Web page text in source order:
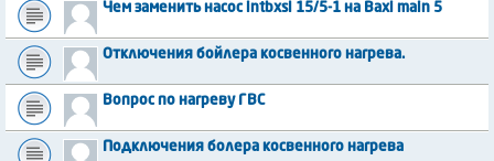
Чем заменить насос intbxsl 15/5-1 на Baxi main 5
Отключения бойлера косвенного нагрева.
Вопрос по нагреву ГВС
Подключения болера косвенного нагрева